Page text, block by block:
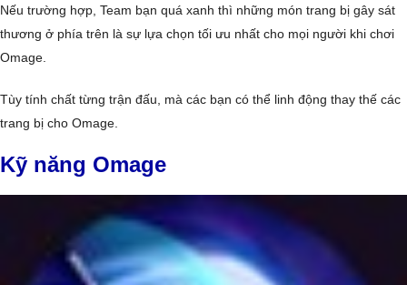
Nếu trường hợp, Team bạn quá xanh thì những món trang bị gây sát
thương ở phía trên là sự lựa chọn tối ưu nhất cho mọi người khi chơi
Omage.
Tùy tính chất từng trận đấu, mà các bạn có thể linh động thay thế các
trang bị cho Omage.
Kỹ năng Omage